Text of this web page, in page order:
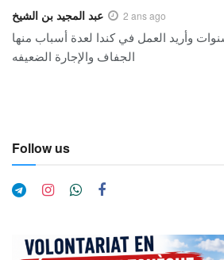
عبد المجيد بن الشيخ 2 ans ago
وأريد العمل في كندا لعدة أسباب منها
الجفاف والإجارة الضعيفه
Follow us